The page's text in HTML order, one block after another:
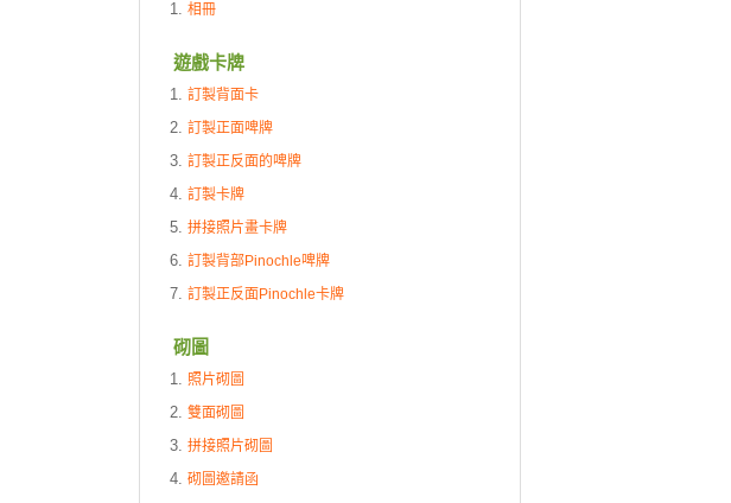
相冊
遊戲卡牌
訂製背面卡
訂製正面啤牌
訂製正反面的啤牌
訂製卡牌
拼接照片畫卡牌
訂製背部Pinochle啤牌
訂製正反面Pinochle卡牌
砌圖
照片砌圖
雙面砌圖
拼接照片砌圖
砌圖邀請函